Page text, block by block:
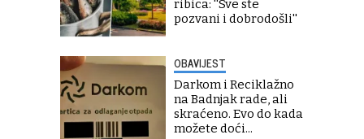
ribica: ''Sve ste
pozvani i dobrodošli''
OBAVIJEST
Darkom i Reciklažno
na Badnjak rade, ali
skraćeno. Evo do kada
možete doći...